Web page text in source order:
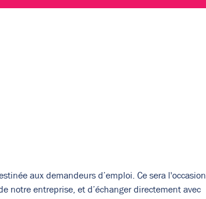
aux demandeurs d’emploi. Ce sera l'occasion
notre entreprise, et d’échanger directement avec